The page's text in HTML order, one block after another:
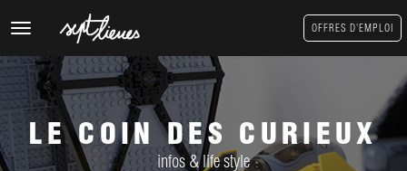
Toggle
OFFRES D'EMPLOI
LE COIN DES CURIEUX
infos & life style